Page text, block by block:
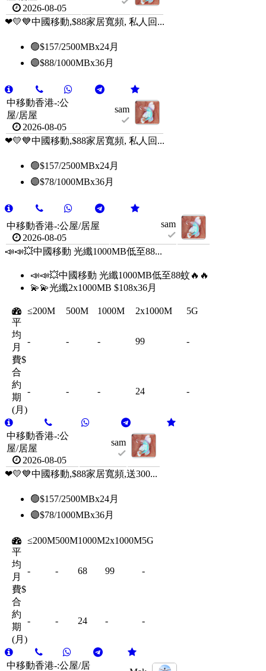
2026-08-05
❤💛💙中國移動,$88家居寬頻, 私人回...
🟢$157/2500MBx24月
🟣$88/1000MBx36月
中移動香港-:公
屋/居屋
2026-08-05
sam
❤💛💙中國移動,$88家居寬頻, 私人回...
🟢$157/2500MBx24月
🟣$78/1000MBx36月
中移動香港-:公屋/居屋
2026-08-05
sam
📣📣💥中國移動 光纖1000MB低至88...
📣📣💥中國移動 光纖1000MB低至88蚊🔥🔥
💫💫光纖2x1000MB $108x36月
≤200M 500M 1000M 2x1000M
5G
平
均
月
費$
- - - 99 -
合
約
期
(月)
- - - 24 -
中移動香港-:公
屋/居屋
2026-08-05
sam
❤💛💙中國移動,$88家居寬頻,送300...
🟢$157/2500MBx24月
🟣$78/1000MBx36月
≤200M500M1000M2x1000M5G
平
均
月
費$
- - 68 99 -
合
約
期
(月)
- - 24 - -
中移動香港-:公屋/居